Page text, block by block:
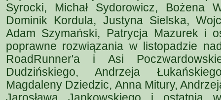
Syrocki, Michał Sydorowicz, Bożena
Dominik Kordula, Justyna Sielska,
Adam Szymański, Patrycja Mazurek i
poprawne rozwiązania w listopadzie
RoadRunner'a i Asi
Dudzińskiego, Andrzeja
Magdaleny Dziedzic, Anna Mitury,